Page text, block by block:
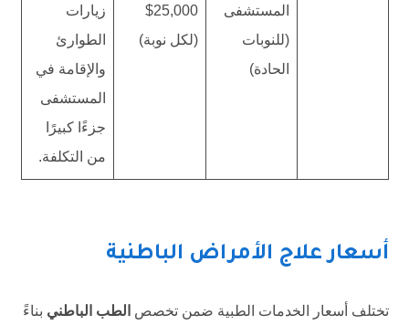
المستشفى
(للنوبات
الحادة)
$25,000
(لكل نوبة)
زيارات
الطوارئ
والإقامة في
المستشفى
جزءًا كبيرًا
من التكلفة.
أسعار علاج الأمراض الباطنية
تختلف أسعار الخدمات الطبية ضمن تخصص الطب الباطني بناءً